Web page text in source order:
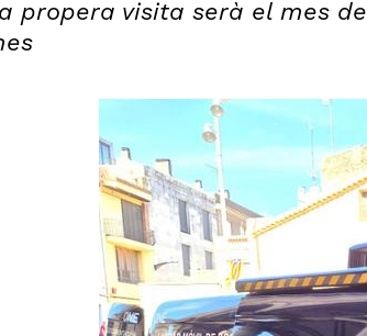
propera visita serà el mes